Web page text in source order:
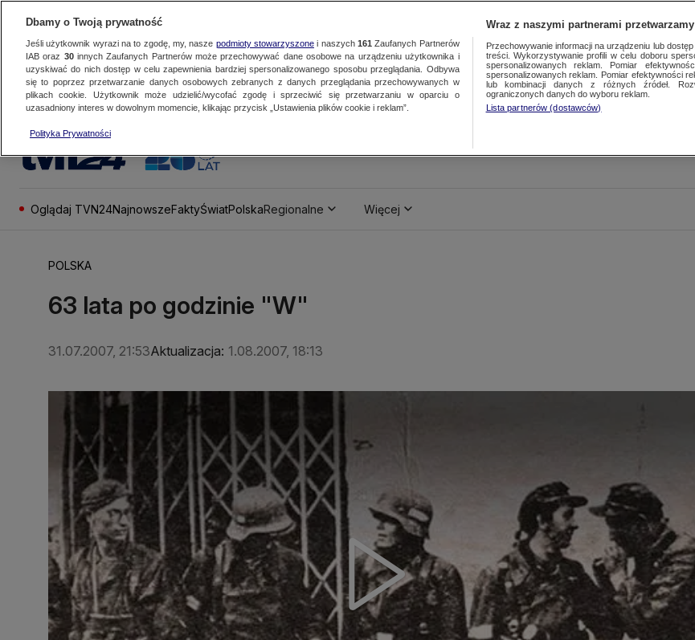
Oglądaj TVN24NajnowszeFaktyŚwiatPolskaRegionalne Więcej
POLSKA
63 lata po godzinie "W"
31.07.2007, 21:53Aktualizacja: 1.08.2007, 18:13
Dbamy o Twoją prywatność
Jeśli użytkownik wyrazi na to zgodę, my, nasze podmioty stowarzyszonei naszych 161 Zaufanych Partnerów
IAB oraz 30innych Zaufanych Partnerów może przechowywać dane osobowe na urządzeniu użytkownika i
uzyskiwać do nich dostęp w celu zapewnienia bardziej spersonalizowanego sposobu przeglądania. Odbywa
się to poprzez przetwarzanie danych osobowych zebranych z danych przeglądania przechowywanych w
plikach cookie. Użytkownik może udzielić/wycofać zgodę i sprzeciwić się przetwarzaniu w oparciu o
uzasadniony interes w dowolnym momencie, klikając przycisk „Ustawienia plików cookie i reklam”.
Polityka Prywatności
Wraz z naszymi partnerami
Przechowywanie informacji na urządzeniu lub
treści. Wykorzystywanie profili w celu doboru
spersonalizowanych reklam. Pomiar
spersonalizowanych reklam. Pomiar efektywności
lub kombinacji danych z różnych źródeł.
ograniczonych danych do wyboru reklam.
Lista partnerów (dostawców)